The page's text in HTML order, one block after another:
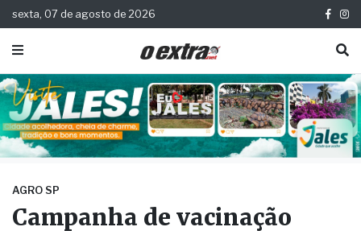
sexta, 07 de agosto de 2026
AGRO SP
Campanha de vacinação